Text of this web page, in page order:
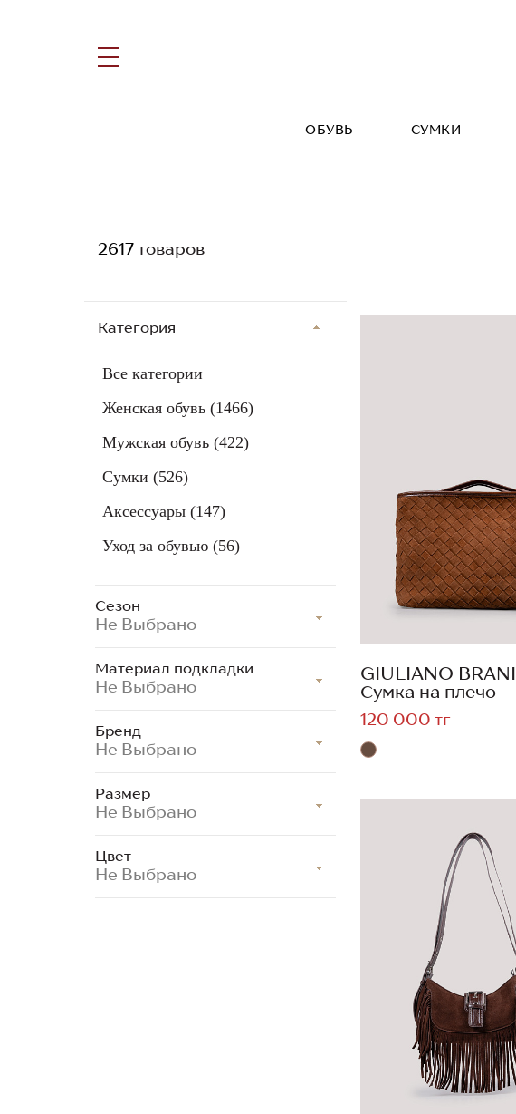
ОБУВЬ СУМКИ
Категория
Все категории
Женская обувь (1466)
Мужская обувь (422)
Сумки (526)
Аксессуары (147)
Уход за обувью (56)
Сезон
Не Выбрано
Материал подкладки
Не Выбрано
Бренд
Не Выбрано
Размер
Не Выбрано
Цвет
Не Выбрано
GIULIANO BRANI
Сумка на плечо
120 000 тг
2617товаров